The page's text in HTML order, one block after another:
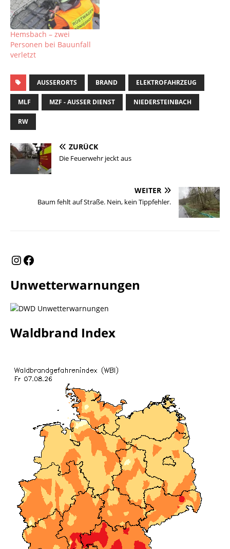
Hemsbach – zwei
Personen bei Bauunfall
verletzt
AUSSERORTS BRAND ELEKTROFAHRZEUG
MLF MZF - AUSSER DIENST NIEDERSTEINBACH
RW
ZURÜCK
Die Feuerwehr jeckt aus
WEITER
Baum fehlt auf Straße. Nein, kein Tippfehler.
Unwetterwarnungen
Waldbrand Index